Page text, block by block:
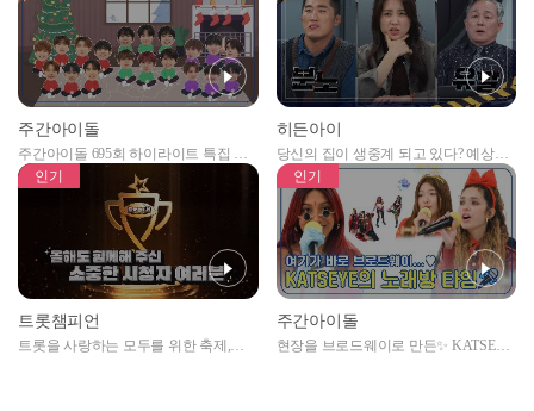
주간아이돌
주간아이돌 695회 하이라이트 특집 남
자아이돌편 예고
히든아이
당신의 집이 생중계 되고 있다? 예상치
못한 곳에서 일어나는 불법촬영 범죄!
인기
트롯챔피언
트롯을 사랑하는 모두를 위한 축제,
인기
주간아이돌
현장을 브로드웨이로 만든✨ KATSEYE